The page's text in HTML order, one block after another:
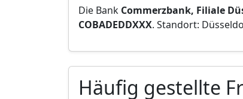
Die Bank Commerzbank, Filiale
COBADEDDXXX. Standort:
Häufig gestellte